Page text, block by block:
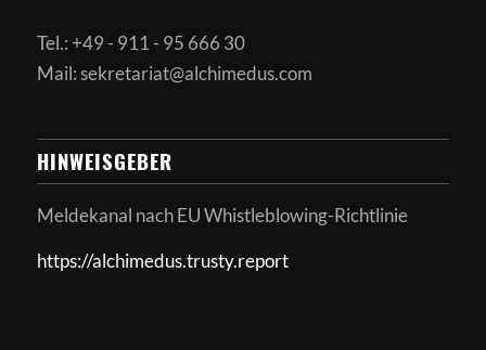
Tel.: +49 - 911 - 95 666 30
Mail: sekretariat@alchimedus.com
HINWEISGEBER
Meldekanal nachEU Whistleblowing-Richtlinie
https://alchimedus.trusty.report